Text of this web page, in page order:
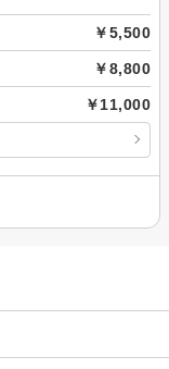
￥5,500
￥8,800
￥11,000